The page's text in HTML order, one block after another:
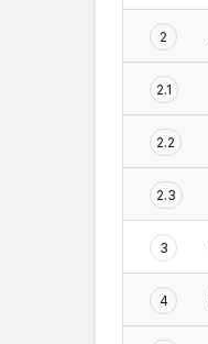
2
2.1
2.2
2.3
3
4